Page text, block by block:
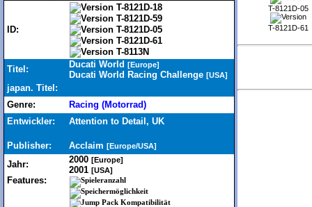
ID:
T-8121D-18
T-8121D-59
T-8121D-05
T-8121D-61
T-8113N
Titel:
Ducati World [Europe]
Ducati World Racing Challenge [USA]
japan. Titel:
Genre:
Racing (Motorrad)
Entwickler:
Attention to Detail, UK
Publisher: Acclaim [Europe/USA]
Jahr: 2000 [Europe]
2001 [USA]
Features:
T-8121D-05
T-8121D-61